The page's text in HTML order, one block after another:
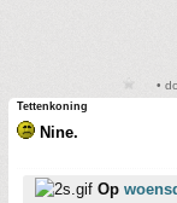
•
Tettenkoning
Nine.
Op